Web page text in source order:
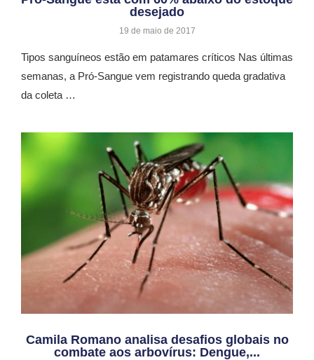
desejado
19 de maio de 2017
Tipos sanguíneos estão em patamares críticos Nas últimas
semanas, a Pró-Sangue vem registrando queda gradativa
da coleta …
Camila Romano analisa desafios globais no
combate aos arbovírus: Dengue,...